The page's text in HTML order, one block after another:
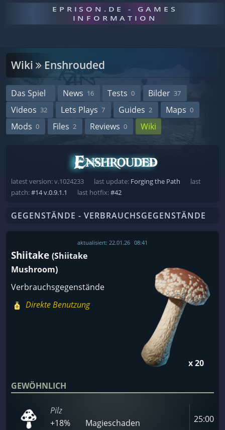
EPRISON.DE - GAMES
INFORMATION
Wiki Enshrouded
Das Spiel News 16 Tests 0 Bilder 37
Videos 32 Lets Plays 7 Guides 2 Maps 0
Mods 0 Files 2 Reviews 0 Wiki
latest version: v.1024233 last update: Forging the Path
last
patch:#14 v.0.9.1.1 last hotfix:#42
GEGENSTÄNDE - VERBRAUCHSGEGENSTÄNDE
aktualisiert: 22.01.26 08:41
Shiitake (Shiitake
Mushroom)
Verbrauchsgegenstände
Direkte Benutzung
x 20
GEWÖHNLICH
Pilz
+18%
Magieschaden 25:00